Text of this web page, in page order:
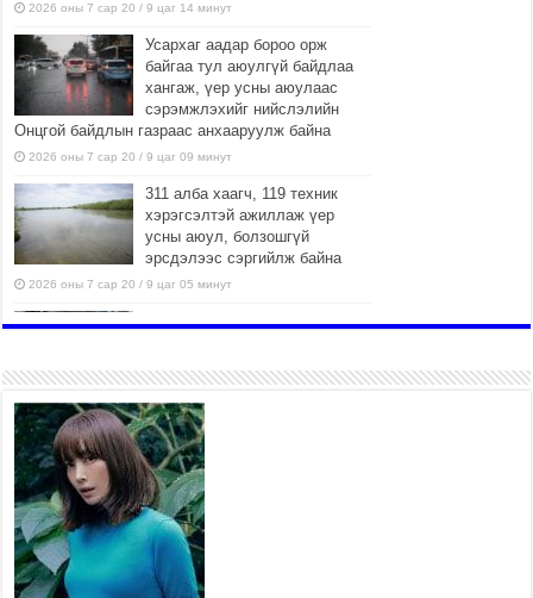
2026 оны 7 сар 20 / 9 цаг 14 минут
Усархаг аадар бороо орж
байгаа тул аюулгүй байдлаа
хангаж, үер усны аюулаас
сэрэмжлэхийг нийслэлийн
Онцгой байдлын газраас анхааруулж байна
2026 оны 7 сар 20 / 9 цаг 09 минут
311 алба хаагч, 119 техник
хэрэгсэлтэй ажиллаж үер
усны аюул, болзошгүй
эрсдэлээс сэргийлж байна
2026 оны 7 сар 20 / 9 цаг 05 минут
Аяллаа зөв төлөвлөхийг
2026 оны 7 сар 16 / 11 цаг 50 минут
Үер усны болзошгүй аюулаас
сэргийлж, холбогдох
байгууллагууд өндөржүүлсэн
бэлэн байдалд ажиллаж байна
2026 оны 7 сар 15 / 13 цаг 06 минут
Монгол адууны үнэ цэнийг
дэлхийд сурталчлах “Дэлхийн
адууны өдөр”-т 15000 морьтон